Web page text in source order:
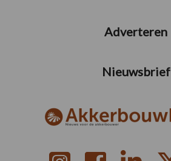
Adverteren
Nieuwsbrief